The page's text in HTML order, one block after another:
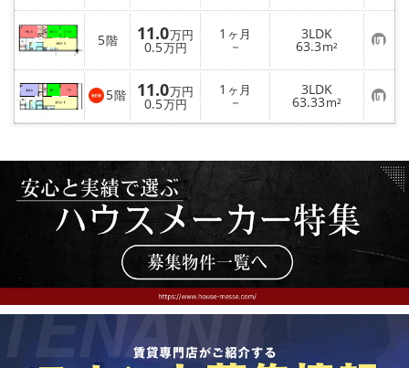
スタッフ紹介
賃貸管理の北白川店
店舗情報·アクセス
メールでお問い合わせ
録
に
入
り
登
録
5階 11.0万円
0.5万円
1 ヶ月
－
3LDK
63.3m² お
気
に
入
り
登
録
5階 11.0万円
0.5万円
1 ヶ月
－
3LDK
63.33m² お
気
に
登